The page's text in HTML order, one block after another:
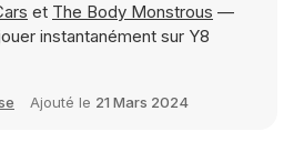
et The Body Monstrous —
instantanément sur Y8
Ajouté le 21 Mars 2024